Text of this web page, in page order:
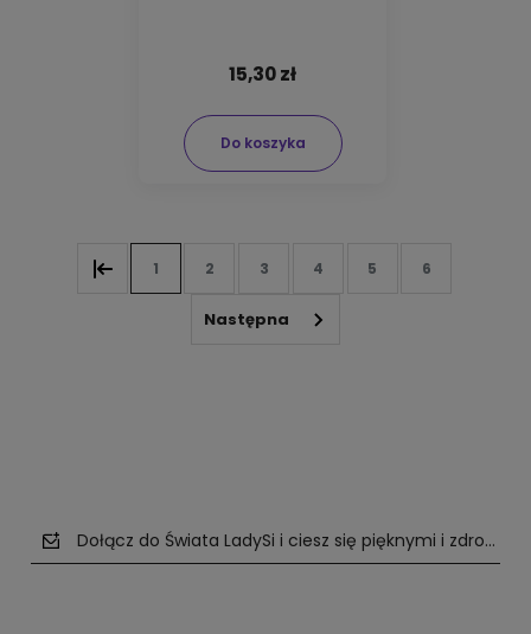
15,30 zł
Do koszyka
1 2 3 4 5 6
Dołącz do Świata LadySi i ciesz się pięknymi i